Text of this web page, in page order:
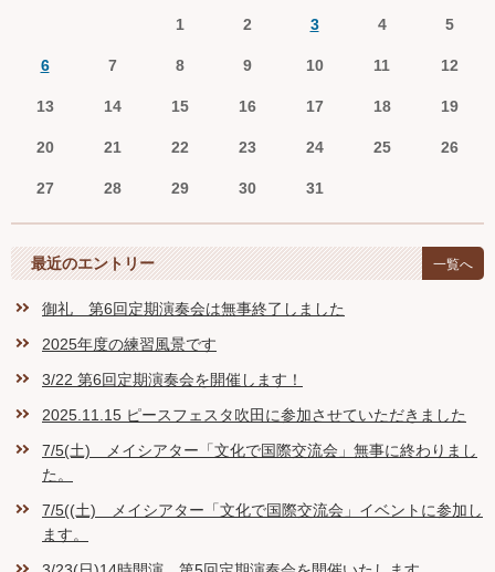
1 2 3 4 5
6 7 8 9 10 11 12
13 14 15 16 17 18 19
20 21 22 23 24 25 26
27 28 29 30 31
最近のエントリー 一覧へ
御礼 第6回定期演奏会は無事終了しました
2025年度の練習風景です
3/22 第6回定期演奏会を開催します！
2025.11.15 ピースフェスタ吹田に参加させていただきました
7/5(土) メイシアター「文化で国際交流会」無事に終わりまし
た。
7/5((土) メイシアター「文化で国際交流会」イベントに参加し
ます。